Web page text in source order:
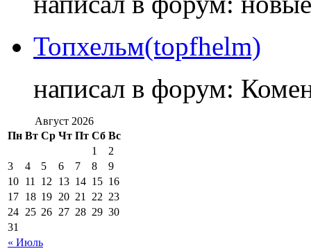
Топхельм(topfhelm)
написал в форум:
Август 2026
Пн Вт Ср Чт Пт Сб Вс
« Июль
1
2
3
4 5 6 7 8
9
10 11 12 13 14 15 16
17 18 19 20 21 22 23
24 25 26 27 28 29 30
31